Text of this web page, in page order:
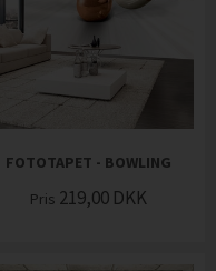
FOTOTAPET - BOWLING
Pris 219,00 DKK